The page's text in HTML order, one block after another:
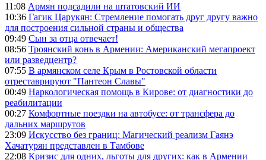
11:08 Армян подсадили на штатовский ИИ
10:36 Гагик Царукян: Стремление помогать друг другу важно
для построения сильной страны и общества
09:49 Сын за отца отвечает!
08:56 Троянский конь в Армении: Американский мегапроект
или разведцентр?
07:55 В армянском селе Крым в Ростовской области
отреставрируют "Пантеон Славы"
00:49 Наркологическая помощь в Кирове: от диагностики до
реабилитации
00:27 Комфортные поездки на автобусе: от трансфера до
дальних маршрутов
23:09 Искусство без границ: Магический реализм Гаянэ
Хачатурян представлен в Тамбове
22:08 Кризис для одних, льготы для других: как в Армении